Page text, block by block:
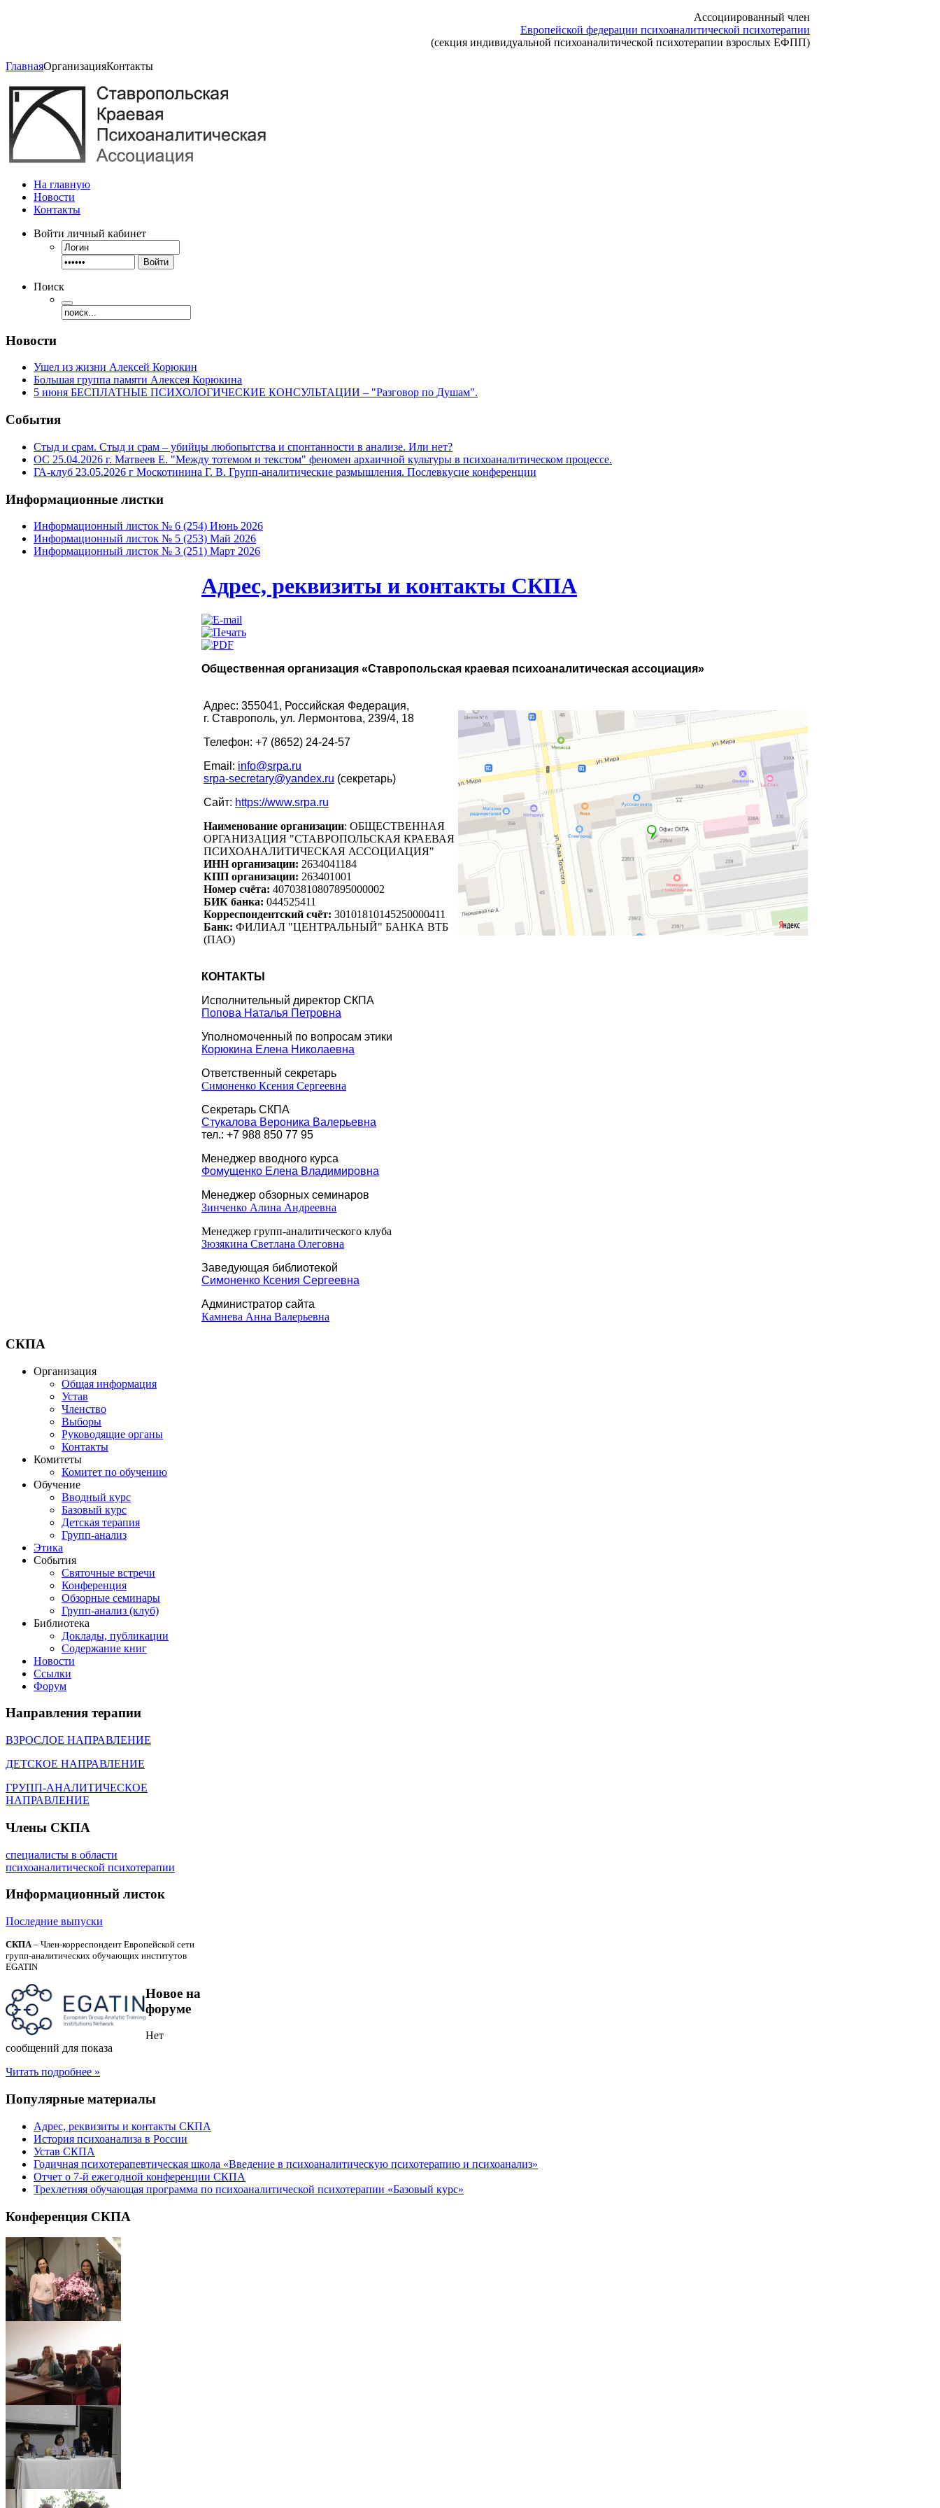
Ассоциированный член
Европейской федерации психоаналитической психотерапии
(секция индивидуальной психоаналитической психотерапии взрослых ЕФПП)
ГлавнаяОрганизацияКонтакты
На главную
Новости
Контакты
Войти личный кабинет
Войти
Поиск
Новости
Ушел из жизни Алексей Корюкин
Большая группа памяти Алексея Корюкина
5 июня БЕСПЛАТНЫЕ ПСИХОЛОГИЧЕСКИЕ КОНСУЛЬТАЦИИ – "Разговор по Душам".
События
Стыд и срам. Стыд и срам – убийцы любопытства и спонтанности в анализе. Или нет?
ОС 25.04.2026 г. Матвеев Е. "Между тотемом и текстом" феномен архаичной культуры в психоаналитическом процессе.
ГА-клуб 23.05.2026 г Москотинина Г. В. Групп-аналитические размышления. Послевкусие конференции
Информационные листки
Информационный листок № 6 (254) Июнь 2026
Информационный листок № 5 (253) Май 2026
Информационный листок № 3 (251) Март 2026
Адрес, реквизиты и контакты СКПА
Общественная организация «Ставропольская краевая психоаналитическая ассоциация»
Адрес: 355041, Российская Федерация,
г. Ставрополь, ул. Лермонтова, 239/4, 18
Телефон: +7 (8652) 24-24-57
Email: info@srpa.ru
srpa-secretary@yandex.ru (секретарь)
Сайт: https://www.srpa.ru
Наименование организации: ОБЩЕСТВЕННАЯ
ОРГАНИЗАЦИЯ "СТАВРОПОЛЬСКАЯ КРАЕВАЯ
ПСИХОАНАЛИТИЧЕСКАЯ АССОЦИАЦИЯ"
ИНН организации: 2634041184
КПП организации: 263401001
Номер счёта: 40703810807895000002
БИК банка: 044525411
Корреспондентский счёт: 30101810145250000411
Банк: ФИЛИАЛ "ЦЕНТРАЛЬНЫЙ" БАНКА ВТБ
(ПАО)
КОНТАКТЫ
Исполнительный директор СКПА
Попова Наталья Петровна
Уполномоченный по вопросам этики
Корюкина Елена Николаевна
Ответственный секретарь
Симоненко Ксения Сергеевна
Cекретарь СКПА
Стукалова Вероника Валерьевна
тел.: +7 988 850 77 95
Менеджер вводного курса
Фомущенко Елена Владимировна
Менеджер обзорных семинаров
Зинченко Алина Андреевна
Менеджер групп-аналитического клуба
Зюзякина Светлана Олеговна
Заведующая библиотекой
Симоненко Ксения Сергеевна
Администратор сайта
Камнева Анна Валерьевна
СКПА
Организация
Общая информация
Устав
Членство
Выборы
Руководящие органы
Контакты
Комитеты
Комитет по обучению
Обучение
Вводный курс
Базовый курс
Детская терапия
Групп-анализ
Этика
События
Святочные встречи
Конференция
Обзорные семинары
Групп-анализ (клуб)
Библиотека
Доклады, публикации
Содержание книг
Новости
Cсылки
Форум
Направления терапии
ВЗРОСЛОЕ НАПРАВЛЕНИЕ
ДЕТСКОЕ НАПРАВЛЕНИЕ
ГРУПП-АНАЛИТИЧЕСКОЕ
НАПРАВЛЕНИЕ
Члены СКПА
специалисты в области
психоаналитической психотерапии
Информационный листок
Последние выпуски
СКПА – Член-корреспондент Европейской сети
групп-аналитических обучающих институтов
EGATIN
Новое на
форуме
Нет
сообщений для показа
Читать подробнее »
Популярные материалы
Адрес, реквизиты и контакты СКПА
История психоанализа в России
Устав СКПА
Годичная психотерапевтическая школа «Введение в психоаналитическую психотерапию и психоанализ»
Отчет о 7-й ежегодной конференции СКПА
Трехлетняя обучающая программа по психоаналитической психотерапии «Базовый курс»
Конференция СКПА